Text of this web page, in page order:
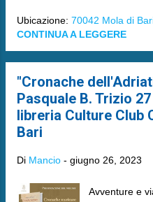
Ubicazione: 70042 Mola di
CONTINUA A LEGGERE
"Cronache
Pasquale B. Trizio
libreria Culture Club
Bari
Di Mancio - giugno 26, 2023
Avventure e